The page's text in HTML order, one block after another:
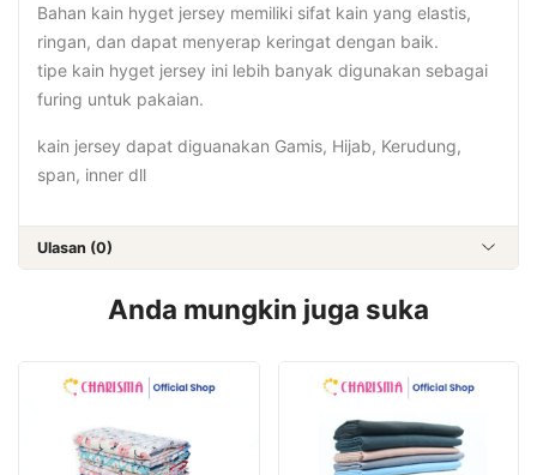
Bahan kain hyget jersey memiliki sifat kain yang elastis,
ringan, dan dapat menyerap keringat dengan baik.
tipe kain hyget jersey ini lebih banyak digunakan sebagai
furing untuk pakaian.
kain jersey dapat diguanakan Gamis, Hijab, Kerudung,
span, inner dll
Ulasan (0)
Anda mungkin juga suka